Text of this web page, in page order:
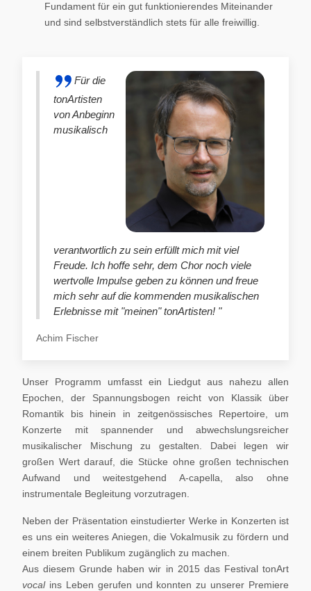
Fundament für ein gut funktionierendes Miteinander
und sind selbstverständlich stets für alle freiwillig.
Für die
tonArtisten
von Anbeginn
musikalisch
verantwortlich zu sein erfüllt mich mit viel
Freude. Ich hoffe sehr, dem Chor noch viele
wertvolle Impulse geben zu können und freue
mich sehr auf die kommenden musikalischen
Erlebnisse mit "meinen" tonArtisten! "
Achim Fischer
Unser Programm umfasst ein Liedgut aus nahezu allen
Epochen, der Spannungsbogen reicht von Klassik über
Romantik bis hinein in zeitgenössisches Repertoire, um
Konzerte mit spannender und abwechslungsreicher
musikalischer Mischung zu gestalten. Dabei legen wir
großen Wert darauf, die Stücke ohne großen technischen
Aufwand und weitestgehend A-capella, also ohne
instrumentale Begleitung vorzutragen.
Neben der Präsentation einstudierter Werke in Konzerten ist
es uns ein weiteres Aniegen, die Vokalmusik zu fördern und
einem breiten Publikum zugänglich zu machen.
Aus diesem Grunde haben wir in 2015 das Festival tonArt
vocal ins Leben gerufen und konnten zu unserer Premiere